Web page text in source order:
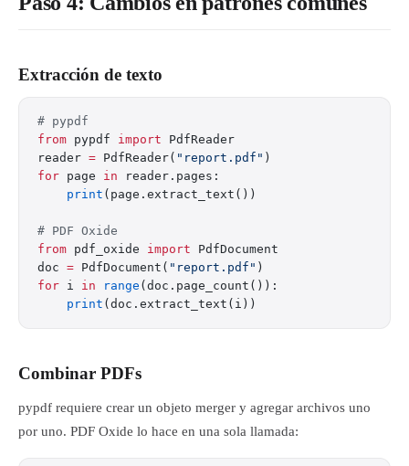
Extracción de texto
# pypdf
from pypdf import PdfReader
reader = PdfReader( "report.pdf" )
for page in reader.pages:
    print
(page.extract_text())
# PDF Oxide
from pdf_oxide import PdfDocument
doc = PdfDocument( "report.pdf" )
for i in range (doc.page_count()):
    print
(doc.extract_text(i))
Combinar PDFs
pypdf requiere crear un objeto merger y agregar archivos uno
por uno. PDF Oxide lo hace en una sola llamada: